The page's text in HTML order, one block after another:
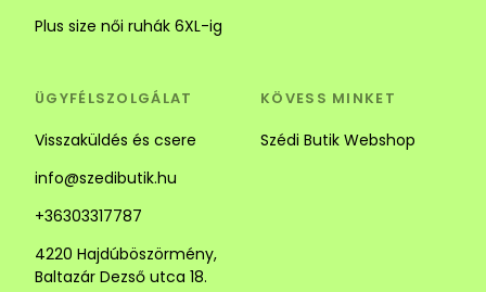
Plus size női ruhák 6XL-ig
ÜGYFÉLSZOLGÁLAT
Visszaküldés és csere
info@szedibutik.hu
+36303317787
4220 Hajdúböszörmény,
Baltazár Dezső utca 18.
KÖVESS MINKET
Szédi Butik Webshop